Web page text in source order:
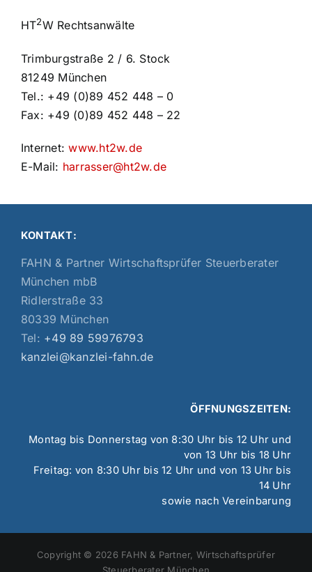
HT2W Rechtsanwälte
Trimburgstraße 2 / 6. Stock
81249 München
Tel.: +49 (0)89 452 448 – 0
Fax: +49 (0)89 452 448 – 22
Internet:www.ht2w.de
E-Mail: harrasser@ht2w.de
KONTAKT:
FAHN & Partner Wirtschaftsprüfer Steuerberater
München mbB
Ridlerstraße 33
80339 München
Tel: +49 89 59976793
kanzlei@kanzlei-fahn.de
ÖFFNUNGSZEITEN:
Montag bis Donnerstag von 8:30 Uhr bis 12 Uhr und
von 13 Uhr bis 18 Uhr
Freitag: von 8:30 Uhr bis 12 Uhr und von 13 Uhr bis
14 Uhr
sowie nach Vereinbarung
Copyright © 2026 FAHN & Partner, Wirtschaftsprüfer
Steuerberater München